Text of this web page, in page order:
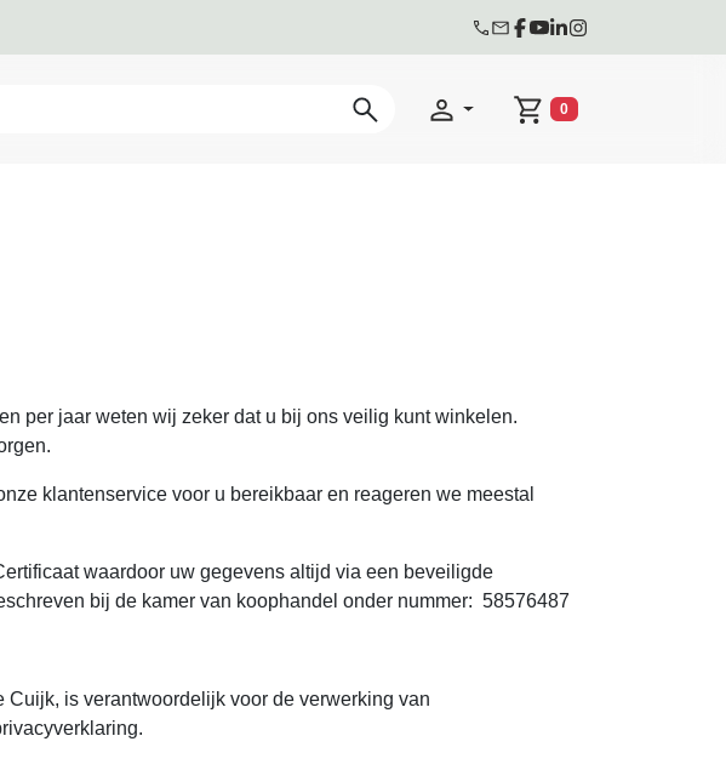
Winkelwagen
0
per jaar weten wij zeker dat u bij ons veilig kunt winkelen.
klantenservice voor u bereikbaar en reageren we meestal
waardoor uw gegevens altijd via een beveiligde
bij de kamer van koophandel onder nummer: 58576487
Cuijk, is verantwoordelijk voor de verwerking van